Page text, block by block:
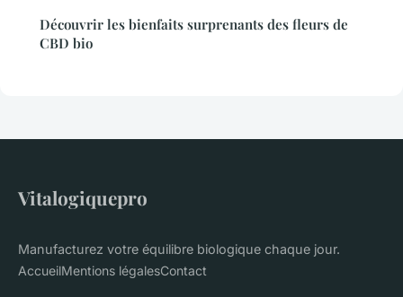
Découvrir les bienfaits surprenants des fleurs de
CBD bio
Vitalogiquepro
Manufacturez votre équilibre biologique chaque jour.
AccueilMentions légalesContact